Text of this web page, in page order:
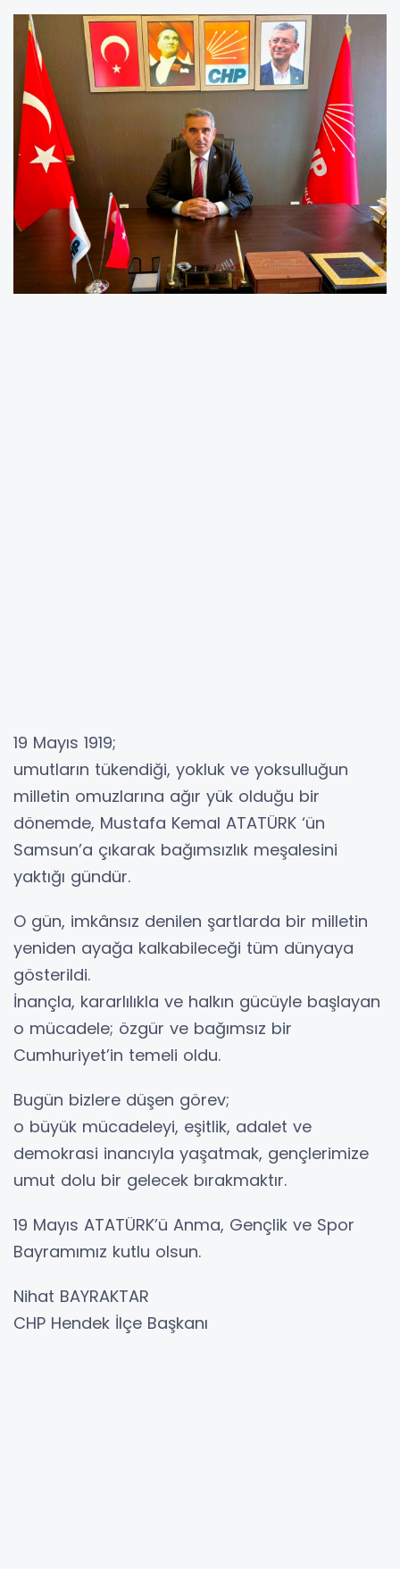
19 Mayıs 1919;
umutların tükendiği, yokluk ve yoksulluğun
milletin omuzlarına ağır yük olduğu bir
dönemde, Mustafa Kemal ATATÜRK ‘ün
Samsun’a çıkarak bağımsızlık meşalesini
yaktığı gündür.
O gün, imkânsız denilen şartlarda bir milletin
yeniden ayağa kalkabileceği tüm dünyaya
gösterildi.
İnançla, kararlılıkla ve halkın gücüyle başlayan
o mücadele; özgür ve bağımsız bir
Cumhuriyet’in temeli oldu.
Bugün bizlere düşen görev;
o büyük mücadeleyi, eşitlik, adalet ve
demokrasi inancıyla yaşatmak, gençlerimize
umut dolu bir gelecek bırakmaktır.
19 Mayıs ATATÜRK’ü Anma, Gençlik ve Spor
Bayramımız kutlu olsun.
Nihat BAYRAKTAR
CHP Hendek İlçe Başkanı